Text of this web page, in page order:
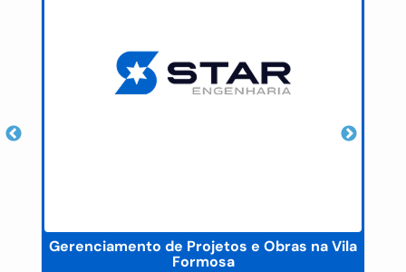
Gerenciamento de Projetos e Obras na Vila
Formosa